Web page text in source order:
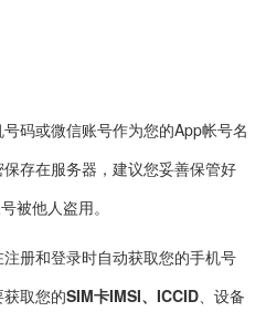
码或微信账号作为您的App帐号名
存在服务器，建议您妥善保管好
被他人盗用。
册和登录时自动获取您的手机号
取您的SIM卡IMSI、ICCID、设备